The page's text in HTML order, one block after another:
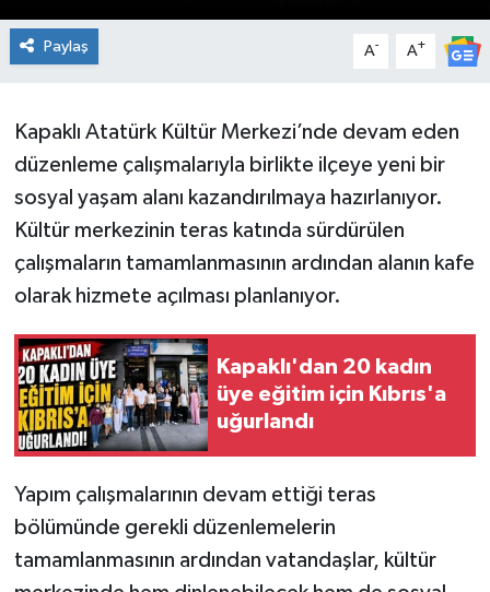
Paylaş A- A+
Kapaklı Atatürk Kültür Merkezi’nde devam eden
düzenleme çalışmalarıyla birlikte ilçeye yeni bir
sosyal yaşam alanı kazandırılmaya hazırlanıyor.
Kültür merkezinin teras katında sürdürülen
çalışmaların tamamlanmasının ardından alanın kafe
olarak hizmete açılması planlanıyor.
Kapaklı'dan 20 kadın
üye eğitim için Kıbrıs'a
uğurlandı
Yapım çalışmalarının devam ettiği teras
bölümünde gerekli düzenlemelerin
tamamlanmasının ardından vatandaşlar, kültür